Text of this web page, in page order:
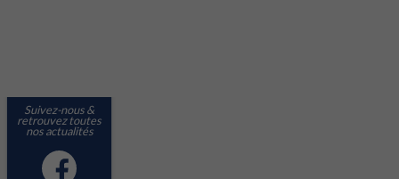
Suivez-nous &
retrouvez toutes
nos actualités